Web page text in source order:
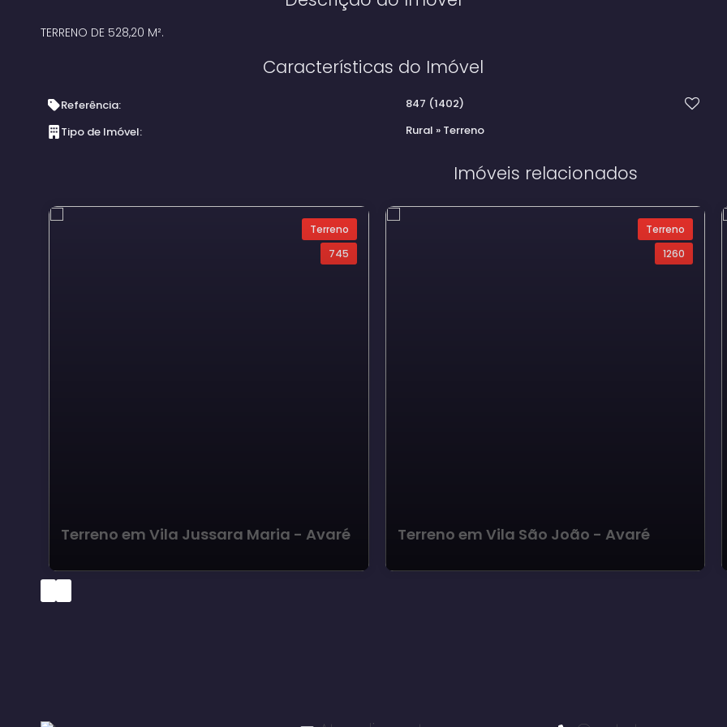
TERRENO DE 528,20 M².
Características do Imóvel
Referência: 847 (1402)
Tipo de Imóvel:
Rural » Terreno
Imóveis relacionados
Terreno
745
Terreno em Vila Jussara Maria - Avaré
Terreno
1260
Terreno em Vila São João - Avaré